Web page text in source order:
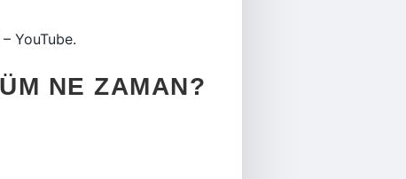
YouTube.
NE ZAMAN?